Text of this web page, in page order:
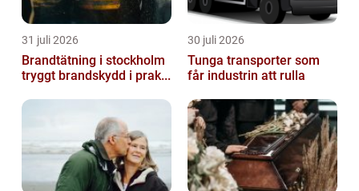
31 juli 2026
Brandtätning i stockholm
tryggt brandskydd i prak...
30 juli 2026
Tunga transporter som
får industrin att rulla